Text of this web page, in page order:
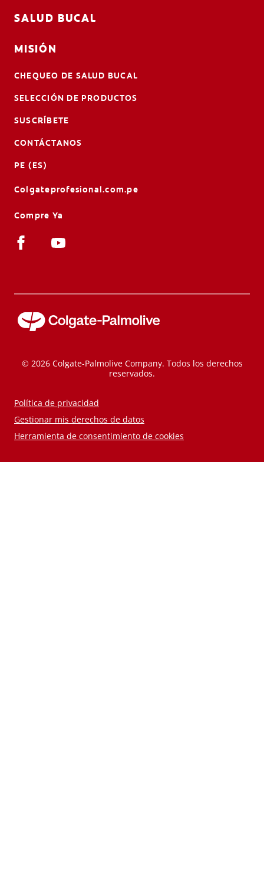
SALUD BUCAL
MISIÓN
CHEQUEO DE SALUD BUCAL
SELECCIÓN DE PRODUCTOS
SUSCRÍBETE
CONTÁCTANOS
PE (ES)
Colgateprofesional.com.pe
Compre Ya
© 2026 Colgate-Palmolive Company. Todos los derechos
reservados.
Política de privacidad
Gestionar mis derechos de datos
Herramienta de consentimiento de cookies